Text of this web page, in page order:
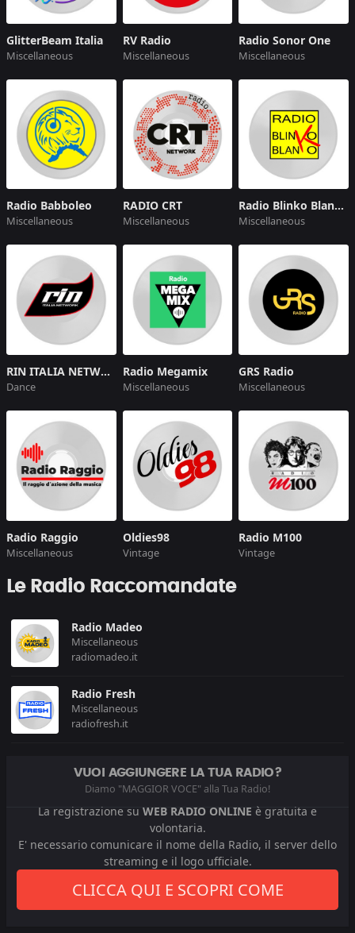
GlitterBeam Italia
Miscellaneous
RV Radio
Miscellaneous
Radio Sonor One
Miscellaneous
Radio Babboleo
Miscellaneous
RADIO CRT
Miscellaneous
Radio Blinko Blanko
Miscellaneous
RIN ITALIA NETWORK
Dance
Radio Megamix
Miscellaneous
GRS Radio
Miscellaneous
Radio Raggio
Miscellaneous
Oldies98
Vintage
Radio M100
Vintage
Le Radio Raccomandate
Radio Madeo
Miscellaneous
radiomadeo.it
Radio Fresh
Miscellaneous
radiofresh.it
VUOI AGGIUNGERE LA TUA RADIO?
Diamo "MAGGIOR VOCE" alla Tua Radio!
La registrazione su WEB RADIO ONLINE è gratuita e
volontaria.
E' necessario comunicare il nome della Radio, il server dello
streaming e il logo ufficiale.
CLICCA QUI E SCOPRI COME